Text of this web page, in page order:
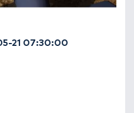
21 07:30:00